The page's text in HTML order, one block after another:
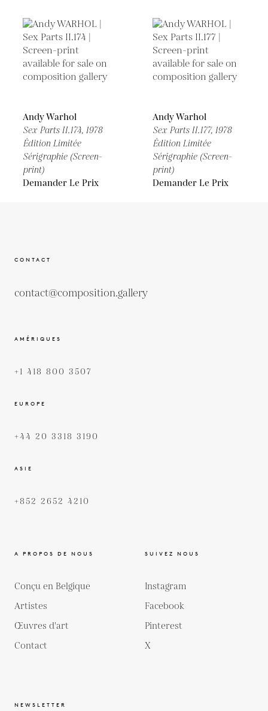
Andy Warhol
Sex Parts II.174, 1978
Édition Limitée
Sérigraphie (Screen-
print)
Demander Le Prix
Andy Warhol
Sex Parts II.177, 1978
Édition Limitée
Sérigraphie (Screen-
print)
Demander Le Prix
CONTACT
contact@composition.gallery
AMÉRIQUES
+1 418 800 3507
EUROPE
+44 20 3318 3190
ASIE
+852 2652 4210
A PROPOS DE NOUS
Conçu en Belgique
Artistes
Œuvres d'art
Contact
SUIVEZ NOUS
Instagram
Facebook
Pinterest
X
NEWSLETTER